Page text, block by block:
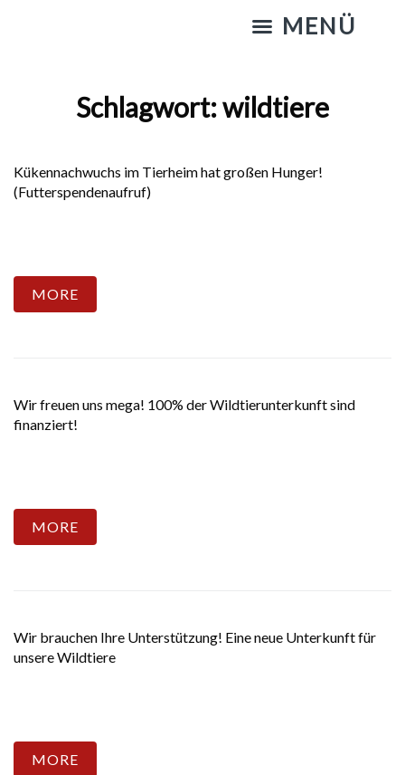
Schlagwort:wildtiere
Kükennachwuchs im Tierheim hat großen Hunger!
(Futterspendenaufruf)
MORE
Wir freuen uns mega! 100% der Wildtierunterkunft sind
finanziert!
MORE
Wir brauchen Ihre Unterstützung! Eine neue Unterkunft für
unsere Wildtiere
MORE